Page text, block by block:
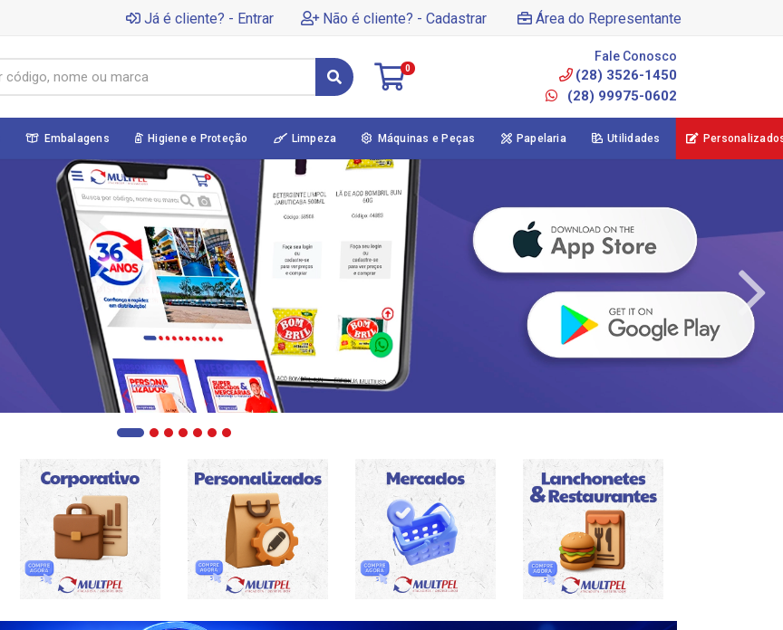
Já é cliente? - Entrar Não é cliente? - Cadastrar Área do Representante
0
Fale Conosco
(28) 3526-1450
(28) 99975-0602
Embalagens Higiene e Proteção Limpeza Máquinas e Peças Papelaria Utilidades